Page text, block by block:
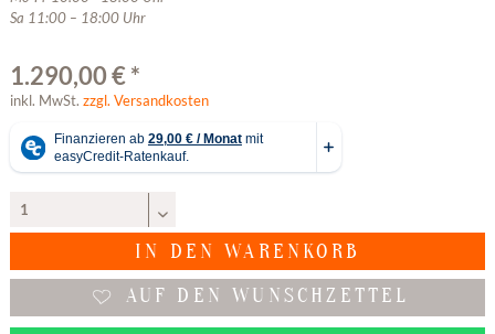
Sa 11:00 – 18:00 Uhr
1.290,00 € *
inkl. MwSt. zzgl. Versandkosten
IN DEN WARENKORB
AUF DEN WUNSCHZETTEL